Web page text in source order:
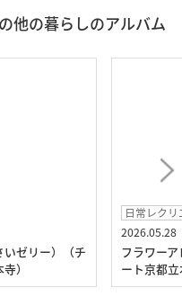
他の暮らしのアルバム
ゼリー）（チ
）
日常レク
2026.05.28
フラワー
ート京都